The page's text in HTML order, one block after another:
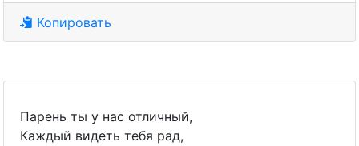
Копировать
Парень ты у нас отличный,
Каждый видеть тебя рад,